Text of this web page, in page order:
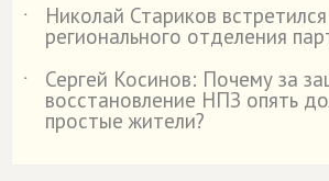
˙
Николай Стариков
регионального отделения
˙
Сергей Косинов: Почему за
восстановление НПЗ опять
простые жители?